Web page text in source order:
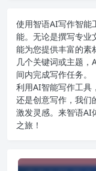
使用智语AI写作智能
能。无论是撰写专业
能为您提供丰富的素
几个关键词或主题
间内完成写作任务。
利用AI智能写作工具
还是创意写作，我们
激发灵感。来智语AI
之旅！